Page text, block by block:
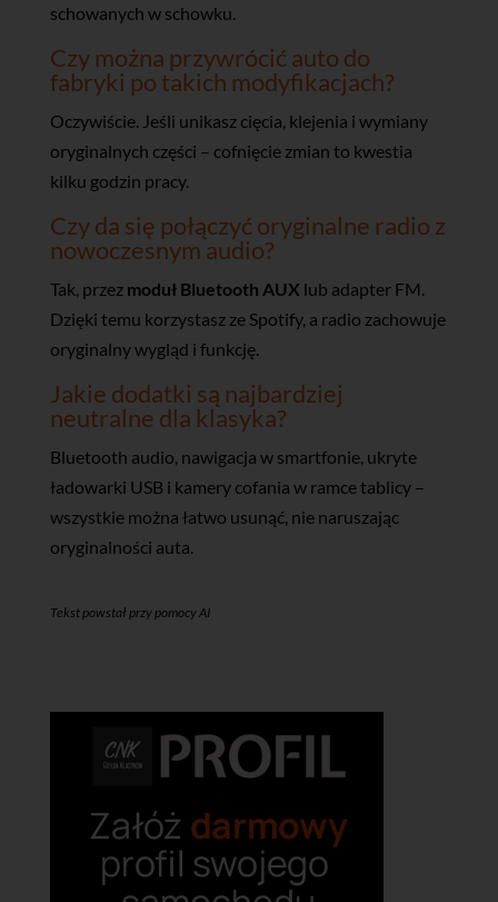
schowanych w schowku.
Czy można przywrócić auto do
fabryki po takich modyfikacjach?
Oczywiście. Jeśli unikasz cięcia, klejenia i wymiany
oryginalnych części – cofnięcie zmian to kwestia
kilku godzin pracy.
Czy da się połączyć oryginalne radio z
nowoczesnym audio?
Tak, przez moduł Bluetooth AUX lub adapter FM.
Dzięki temu korzystasz ze Spotify, a radio zachowuje
oryginalny wygląd i funkcję.
Jakie dodatki są najbardziej
neutralne dla klasyka?
Bluetooth audio, nawigacja w smartfonie, ukryte
ładowarki USB i kamery cofania w ramce tablicy –
wszystkie można łatwo usunąć, nie naruszając
oryginalności auta.
Tekst powstał przy pomocy AI